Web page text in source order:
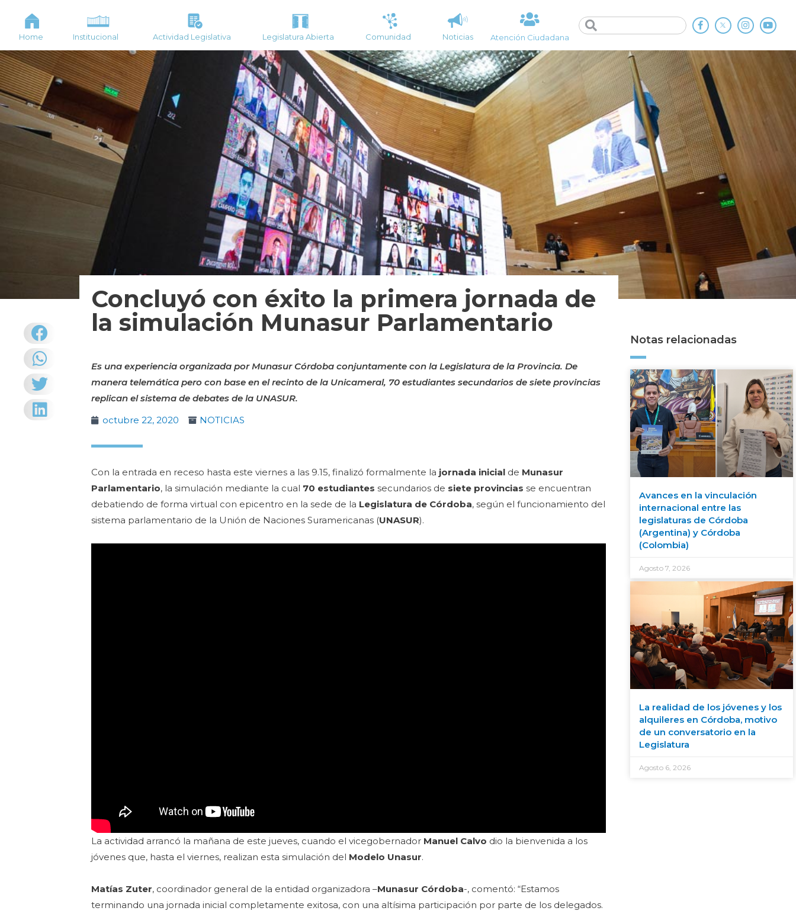
Home Institucional Actividad Legislativa Legislatura Abierta Comunidad Noticias Atención Ciudadana
Concluyó con éxito la primera jornada de
la simulación Munasur Parlamentario
Es una experiencia organizada por Munasur Córdoba conjuntamente con la Legislatura de la Provincia. De
manera telemática pero con base en el recinto de la Unicameral, 70 estudiantes secundarios de siete provincias
replican el sistema de debates de la UNASUR.
octubre 22, 2020
NOTICIAS
Con la entrada en receso hasta este viernes a las 9.15, finalizó formalmente la jornada inicial de Munasur
Parlamentario, la simulación mediante la cual 70 estudiantessecundarios de siete provinciasse encuentran
debatiendo de forma virtual con epicentro en la sede de la Legislatura de Córdoba, según el funcionamiento del
sistema parlamentario de la Unión de Naciones Suramericanas (UNASUR).
La actividad arrancó la mañana de este jueves, cuando el vicegobernador Manuel Calvo dio la bienvenida a los
jóvenes que, hasta el viernes, realizan esta simulación del Modelo Unasur.
Matías Zuter, coordinador general de la entidad organizadora –Munasur Córdoba-, comentó: “Estamos
terminando una jornada inicial completamente exitosa, con una altísima participación por parte de los delegados.
Notas relacionadas
Avances en la vinculación
internacional entre las
legislaturas de Córdoba
(Argentina) y Córdoba
(Colombia)
Agosto 7, 2026
La realidad de los jóvenes y los
alquileres en Córdoba, motivo
de un conversatorio en la
Legislatura
Agosto 6, 2026